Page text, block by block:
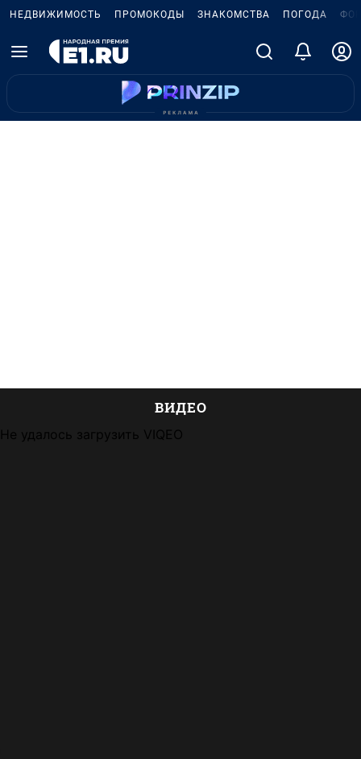
НЕДВИЖИМОСТЬ ПРОМОКОДЫ ЗНАКОМСТВА ПОГОДА
ВИДЕО
Не удалось загрузить VIQEO